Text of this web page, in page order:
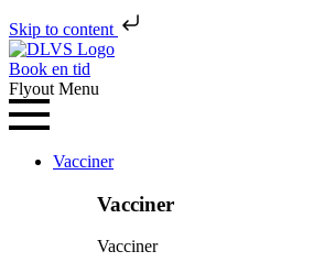
Skip to content
Book en tid
Flyout Menu
Vacciner
Vacciner
Vacciner